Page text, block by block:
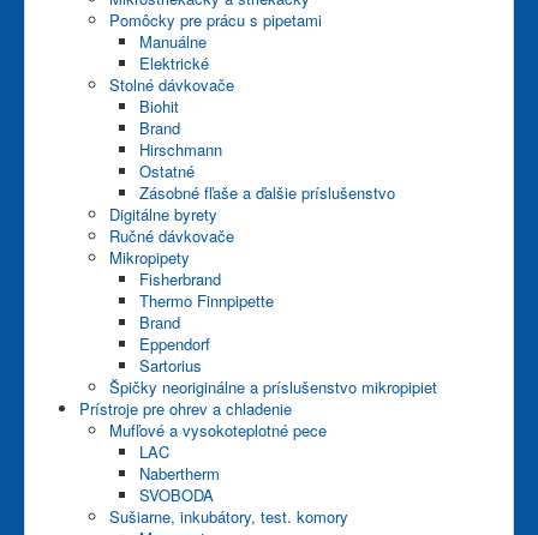
Pomôcky pre prácu s pipetami
Manuálne
Elektrické
Stolné dávkovače
Biohit
Brand
Hirschmann
Ostatné
Zásobné fľaše a ďalšie príslušenstvo
Digitálne byrety
Ručné dávkovače
Mikropipety
Fisherbrand
Thermo Finnpipette
Brand
Eppendorf
Sartorius
Špičky neoriginálne a príslušenstvo mikropipiet
Prístroje pre ohrev a chladenie
Mufľové a vysokoteplotné pece
LAC
Nabertherm
SVOBODA
Sušiarne, inkubátory, test. komory